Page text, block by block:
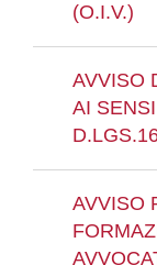
(O.I.V.)
AVVISO
AI
AVVISO